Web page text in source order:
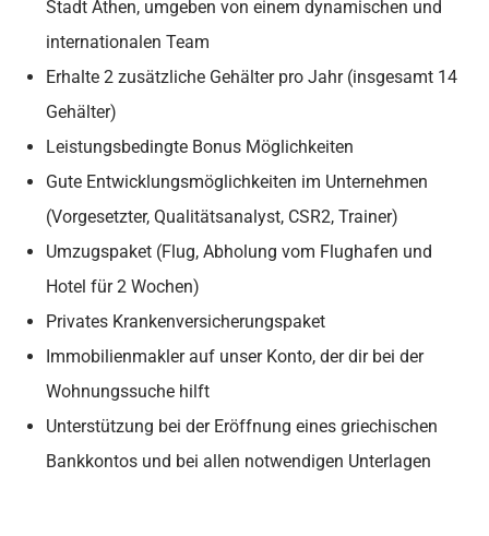
Stadt Athen, umgeben von einem dynamischen und
internationalen Team
Erhalte 2 zusätzliche Gehälter pro Jahr (insgesamt 14
Gehälter)
Leistungsbedingte Bonus Möglichkeiten
Gute Entwicklungsmöglichkeiten im Unternehmen
(Vorgesetzter, Qualitätsanalyst, CSR2, Trainer)
Umzugspaket (Flug, Abholung vom Flughafen und
Hotel für 2 Wochen)
Privates Krankenversicherungspaket
Immobilienmakler auf unser Konto, der dir bei der
Wohnungssuche hilft
Unterstützung bei der Eröffnung eines griechischen
Bankkontos und bei allen notwendigen Unterlagen